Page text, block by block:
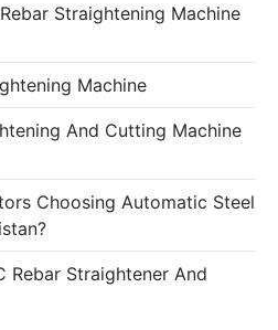
Straightening Machine
Machine
And Cutting Machine
Choosing Automatic Steel
Rebar Straightener And